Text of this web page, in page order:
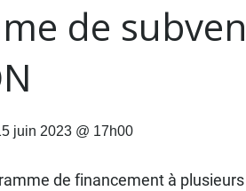
de
juin 2023 @ 17h00
de financement à